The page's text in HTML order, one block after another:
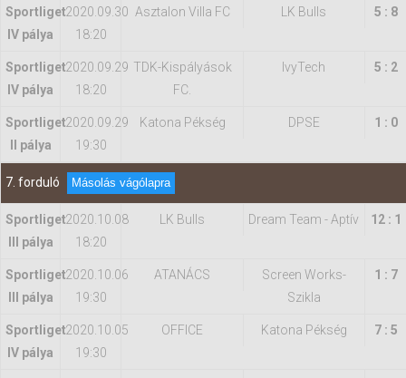
Sportliget
IV pálya
2020.09.30
18:20
Asztalon Villa FC LK Bulls 5 : 8
Sportliget
IV pálya
2020.09.29
18:20
TDK-Kispályások
FC.
IvyTech 5 : 2
Sportliget
II pálya
2020.09.29
19:30
Katona Pékség DPSE 1 : 0
7. forduló Másolás vágólapra
Sportliget
III pálya
2020.10.08
18:20
LK Bulls Dream Team - Aptív 12 : 1
Sportliget
III pálya
2020.10.06
19:30
ATANÁCS
Screen Works-
Szikla
1 : 7
Sportliget
IV pálya
2020.10.05
19:30
OFFICE Katona Pékség 7 : 5